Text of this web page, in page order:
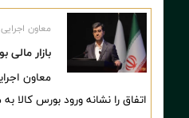
معاون
بازار
معاون
اتفاق را نشانه ورود بورس کالا